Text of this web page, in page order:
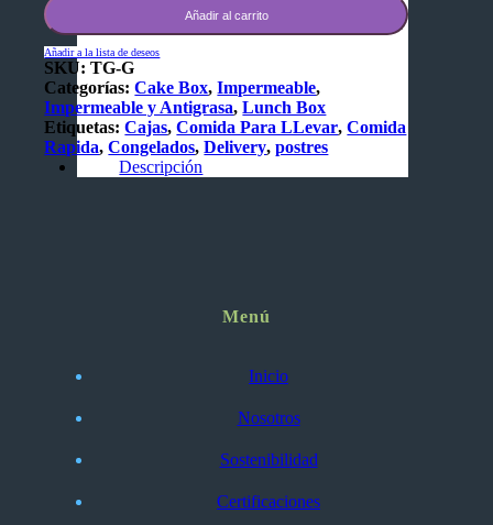
Añadir al carrito
Añadir a la lista de deseos
SKU:TG-G
Categorías:Cake Box,Impermeable,
Impermeable y Antigrasa,Lunch Box
Etiquetas:Cajas,Comida Para LLevar,Comida
Rapida,Congelados,Delivery,postres
Descripción
Menú
Inicio
Nosotros
Sostenibilidad
Certificaciones